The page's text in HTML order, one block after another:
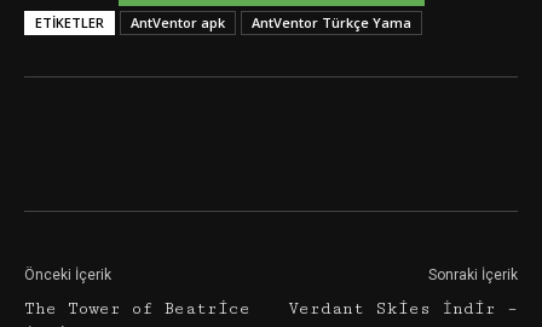
ETIKETLER AntVentor apk AntVentor Türkçe Yama
Önceki İçerik
The Tower of Beatrice
Sonraki İçerik
Verdant Skies İndir –